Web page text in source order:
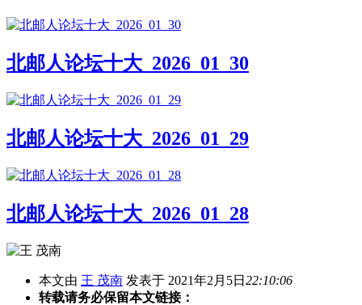
北邮人论坛十大_2026_01_30
北邮人论坛十大_2026_01_29
北邮人论坛十大_2026_01_28
本文由 王 茂南 发表于 2021年2月5日 22:10:06
转载请务必保留本文链接：